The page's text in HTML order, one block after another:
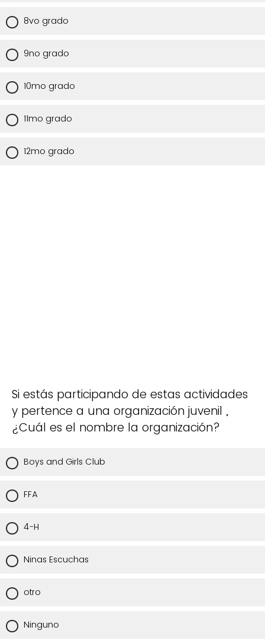
8vo grado
9no grado
10mo grado
11mo grado
12mo grado
Si estás participando de estas actividades
y pertence a una organización juvenil ,
¿Cuál es el nombre la organización?
Boys and Girls Club
FFA
4-H
Ninas Escuchas
otro
Ninguno